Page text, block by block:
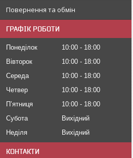
Повернення та обмін
ГРАФІК РОБОТИ
Понеділок 10:00
18:00
Вівторок
10:00
18:00
Середа
10:00
18:00
Четвер
10:00
18:00
Пʼятниця
10:00
18:00
Субота
Вихідний
Неділя
Вихідний
КОНТАКТИ